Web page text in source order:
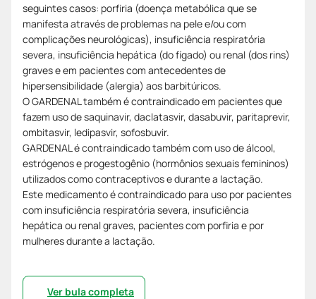
seguintes casos: porfiria (doença metabólica que se
manifesta através de problemas na pele e/ou com
complicações neurológicas), insuficiência respiratória
severa, insuficiência hepática (do fígado) ou renal (dos rins)
graves e em pacientes com antecedentes de
hipersensibilidade (alergia) aos barbitúricos.
O GARDENAL também é contraindicado em pacientes que
fazem uso de saquinavir, daclatasvir, dasabuvir, paritaprevir,
ombitasvir, ledipasvir, sofosbuvir.
GARDENAL é contraindicado também com uso de álcool,
estrógenos e progestogênio (hormônios sexuais femininos)
utilizados como contraceptivos e durante a lactação.
Este medicamento é contraindicado para uso por pacientes
com insuficiência respiratória severa, insuficiência
hepática ou renal graves, pacientes com porfiria e por
mulheres durante a lactação.
Ver bula completa